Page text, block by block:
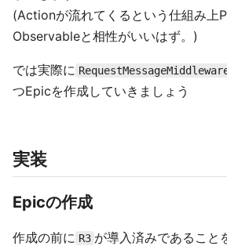
(Actionが流れてくるという仕組み上
Observableと相性がいいはず。)
では実際に
つEpicを作成していきましょう
実装
Epicの作成
作成の前に R3 が導入済みであること